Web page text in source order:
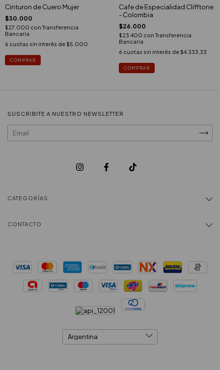
Cinturon de Cuero Mujer
$30.000
$27.000 con Transferencia
Bancaria
6 cuotas sin interés de $5.000
COMPRAR
Cafe de Especialidad Clifftone
- Colombia
$26.000
$23.400 conTransferencia
Bancaria
6 cuotas sin interés de $4.333,33
COMPRAR
SUSCRIBITE A NUESTRO NEWSLETTER
CATEGORÍAS
CONTACTO